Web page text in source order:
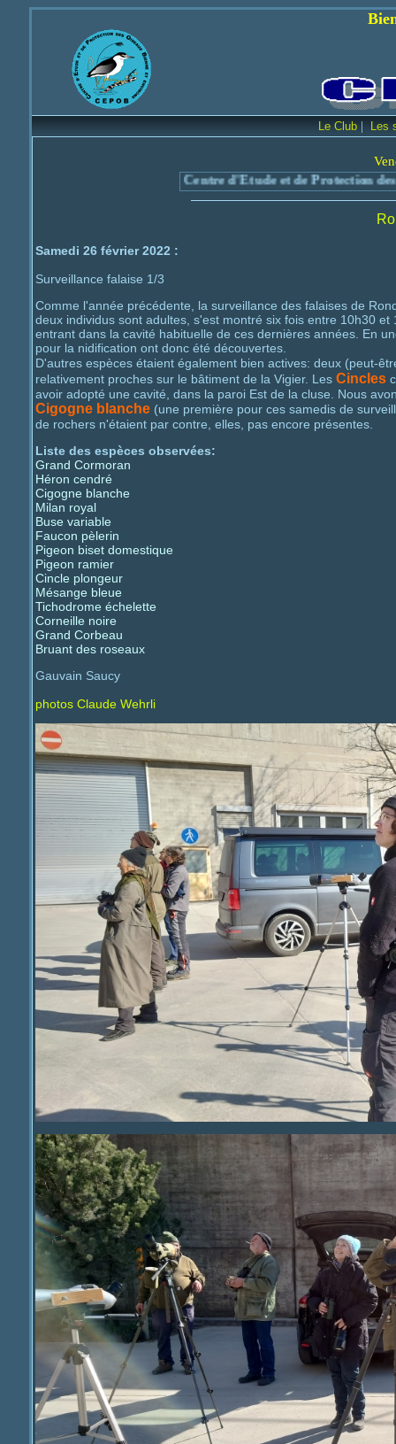
Bienvenue sur le
Le Club | Les
Centre d'Etude et de Protection
Samedi 26 février 2022 :
Surveillance falaise 1/3
Comme l'année précédente, la surveillance des falaises de
deux individus sont adultes, s'est montré six fois entre 10h30
entrant dans la cavité habituelle de ces dernières années. En
pour la nidification ont donc été découvertes.
D'autres espèces étaient également bien actives: deux (peut-
relativement proches sur le bâtiment de la Vigier. Les Cincles
avoir adopté une cavité, dans la paroi Est de la cluse. Nous
Cigogne blanche(une première pour ces samedis de
de rochers n'étaient par contre, elles, pas encore présentes.
Liste des espèces observées:
Grand Cormoran
Héron cendré
Cigogne blanche
Milan royal
Buse variable
Faucon pèlerin
Pigeon biset domestique
Pigeon ramier
Cincle plongeur
Mésange bleue
Tichodrome échelette
Corneille noire
Grand Corbeau
Bruant des roseaux
Gauvain Saucy
photos Claude Wehrli